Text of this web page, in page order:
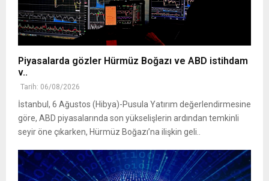
Piyasalarda gözler Hürmüz Boğazı ve ABD istihdam
v..
Tarih: 06/08/2026
İstanbul, 6 Ağustos (Hibya)-Pusula Yatırım değerlendirmesine
göre, ABD piyasalarında son yükselişlerin ardından temkinli
seyir öne çıkarken, Hürmüz Boğazı’na ilişkin geli..